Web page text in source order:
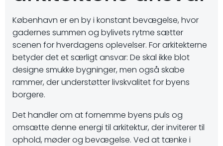
København er en by i konstant bevægelse, hvor
gadernes summen og bylivets rytme sætter
scenen for hverdagens oplevelser. For arkitekterne
betyder det et særligt ansvar: De skal ikke blot
designe smukke bygninger, men også skabe
rammer, der understøtter livskvalitet for byens
borgere.
Det handler om at fornemme byens puls og
omsætte denne energi til arkitektur, der inviterer til
ophold, møder og bevægelse. Ved at tænke i